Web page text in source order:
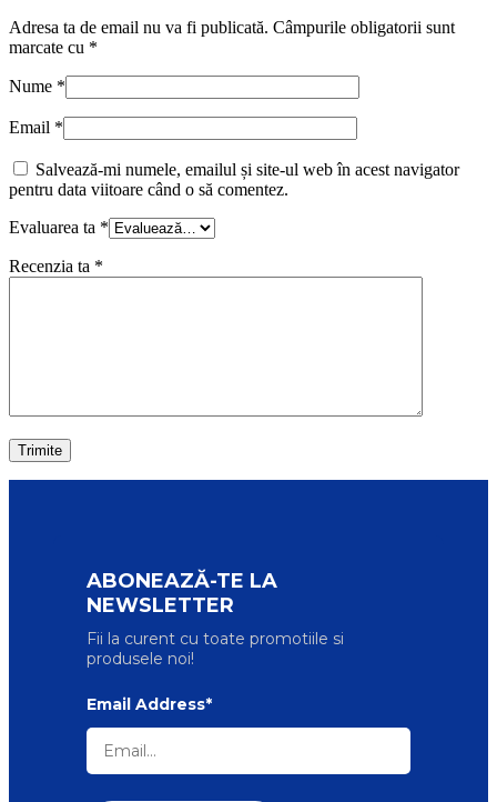
Adresa ta de email nu va fi publicată. Câmpurile obligatorii sunt
marcate cu *
Nume *
Email *
Salvează-mi numele, emailul și site-ul web în acest navigator
pentru data viitoare când o să comentez.
Evaluarea ta *
Recenzia ta *
ABONEAZĂ-TE LA
NEWSLETTER
Fii la curent cu toate promotiile si
produsele noi!
Email Address*